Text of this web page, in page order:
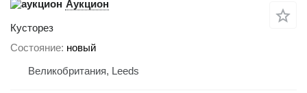
Аукцион
Кусторез
Состояние новый
Великобритания, Leeds